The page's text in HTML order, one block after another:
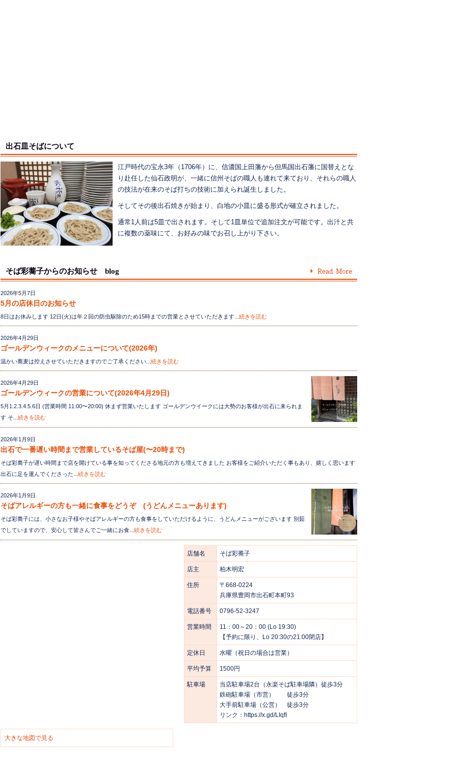
出石皿そばについて
江戸時代の宝永3年（1706年）に、信濃国上田藩から但馬国出石藩に国替えとな
り赴任した仙石政明が、一緒に信州そばの職人も連れて来ており、それらの職人
の技法が在来のそば打ちの技術に加えられ誕生しました。
そしてその後出石焼きが始まり、白地の小皿に盛る形式が確立されました。
通常1人前は5皿で出されます。そして1皿単位で追加注文が可能です。出汁と共
に複数の薬味にて、お好みの味でお召し上がり下さい。
そば彩蕎子からのお知らせ blog
2026年5月7日
5月の店休日のお知らせ
8日はお休みします 12日(火)は年２回の防虫駆除のため15時までの営業とさせていただきます... 続きを読む
2026年4月29日
ゴールデンウィークのメニューについて(2026年)
温かい蕎麦は控えさせていただきますのでご了承ください... 続きを読む
2026年4月29日
ゴールデンウィークの営業について(2026年4月29日)
5月1.2.3.4.5.6日 (営業時間 11:00〜20:00) 休まず営業いたします ゴールデンウイークには大勢のお客様が出石に来られま
す そ... 続きを読む
2026年1月9日
出石で一番遅い時間まで営業しているそば屋(〜20時まで)
そば彩蕎子が遅い時間まで店を開けている事を知ってくださる地元の方も増えてきました お客様をご紹介いただく事もあり、嬉しく思います
出石に足を運んでくださった... 続きを読む
2026年1月9日
そばアレルギーの方も一緒に食事をどうぞ (うどんメニューあります)
そば彩蕎子には、小さなお子様やそばアレルギーの方も食事をしていただけるように、うどんメニューがございます 別茹
でしていますので、安心して皆さんでご一緒にお食... 続きを読む
店舗名 そば彩蕎子
店主 柏木明宏
住所
〒668-0224
兵庫県豊岡市出石町本町93
電話番号 0796-52-3247
営業時間
11：00～20：00 (Lo 19:30)
【予約に限り、Lo 20:30の21:00閉店】
定休日 水曜（祝日の場合は営業）
平均予算 1500円
駐車場
当店駐車場2台（永楽そば駐車場隣）徒歩3分
鉄砲駐車場（市営） 徒歩3分
大手前駐車場（公営） 徒歩3分
リンク：https://x.gd/LIqfI
大きな地図で見る